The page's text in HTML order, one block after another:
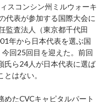
スコンシン州ミルウォーキ
代表が参加する国際大会に
監査法人（東京都千代田
年から日本代表を選ぶ国
今回25回目を迎えた。前回
氏ら24人が日本代表に選ば
はない。
たCVCキャピタルパート